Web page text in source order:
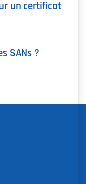
un certificat
SANs ?